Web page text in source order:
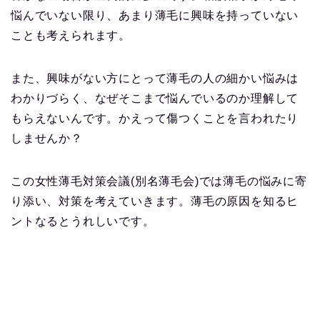
悩んでいない限り、あまり薄毛に興味を持っていない
ことも考えられます。
また、興味がない方にとって薄毛の人の細かい悩みは
わかりづらく、なぜそこまで悩んでいるのか理解して
もらえないんです。かえって傷つくことを言われたり
しませんか？
この女性薄毛対策会議(別名薄毛会)では薄毛の悩みに寄
り添い、対策を考えていきます。薄毛の原因を知るヒ
ントなるとうれしいです。